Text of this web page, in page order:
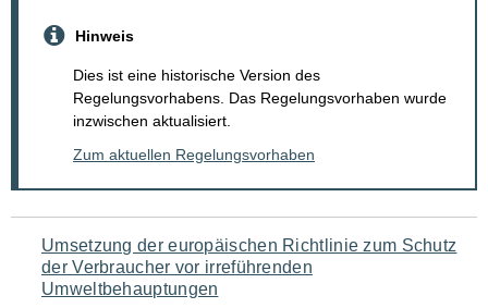
Hinweis
Dies ist eine historische Version des
Regelungsvorhabens. Das Regelungsvorhaben wurde
inzwischen aktualisiert.
Zum aktuellen Regelungsvorhaben
Navigation
für
Umsetzung der europäischen Richtlinie zum Schutz
der Verbraucher vor irreführenden
Umweltbehauptungen